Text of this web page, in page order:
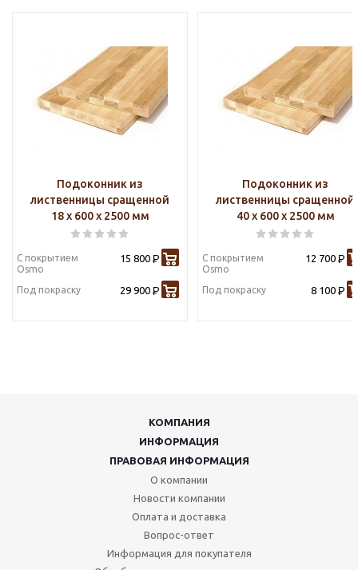
Подоконник из
лиственницы сращенной
18 х 600 х 2500 мм
С покрытием
Osmo
15 800 Р
Под покраску 29 900 Р
Подоконник из
лиственницы сращенной
40 х 600 х 2500 мм
С покрытием
Osmo
12 700 Р
Под покраску 8 100 Р
КОМПАНИЯ
ИНФОРМАЦИЯ
ПРАВОВАЯ ИНФОРМАЦИЯ
О компании
Новости компании
Оплата и доставка
Вопрос-ответ
Информация для покупателя